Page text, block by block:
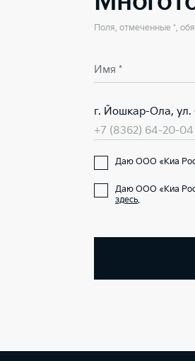
Поля, отмеченные *,
Имя *
г. Йошкар-Ола, ул.
+7 (8362) 64-20-04
Даю ООО «Киа
Даю ООО «Киа
здесь.